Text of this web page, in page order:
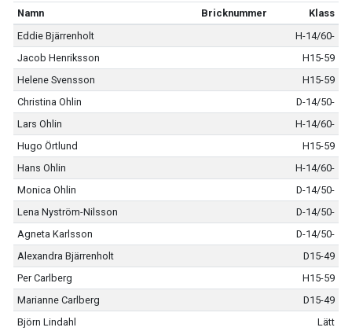
Namn Bricknummer
Klass
Eddie Bjärrenholt
H-14/60-
Jacob Henriksson
H15-59
Helene Svensson
H15-59
Christina Ohlin
D-14/50-
Lars Ohlin
H-14/60-
Hugo Örtlund
H15-59
Hans Ohlin
H-14/60-
Monica Ohlin
D-14/50-
Lena Nyström-Nilsson
D-14/50-
Agneta Karlsson
D-14/50-
Alexandra Bjärrenholt
D15-49
Per Carlberg
H15-59
Marianne Carlberg
D15-49
Björn Lindahl
Lätt